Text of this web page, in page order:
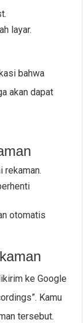
layar.
bahwa
akan dapat
rekaman.
otomatis
ke Google
Kamu
tersebut.